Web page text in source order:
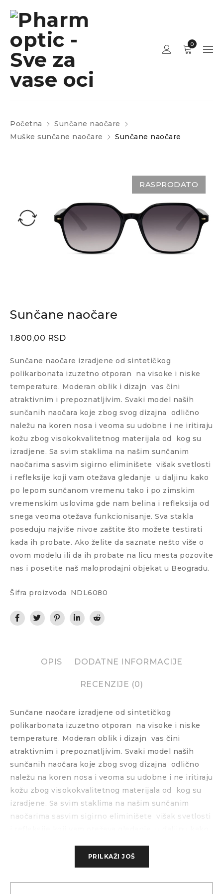
0
Početna
Sunčane naočare
Muške sunčane naočare
Sunčane naočare
RASPRODATO
Sunčane naočare
1.800,00 RSD
Sunčane naočare izradjene od sintetičkog
polikarbonata izuzetno otporan
na visoke i niske
temperature. Moderan oblik i dizajn
vas čini
atraktivnim i prepoznatljivim. Svaki model naših
sunčanih naočara koje zbog svog dizajna
odlično
naležu na koren nosa i veoma su udobne i ne iritiraju
kožu zbog visokokvalitetnog materijala od
kog su
izradjene. Sa svim staklima na našim sunčanim
naočarima sasvim sigirno eliminišete višak svetlosti
i refleksije koji vam otežava gledanje u daljinu kako
po lepom sunčanom vremenu tako i po zimskim
vremenskim uslovima gde nam belina i refleksija od
snega veoma otežava funkcionisanje. Sva stakla
poseduju najviše nivoe zaštite što možete testirati
kada ih probate. Ako želite da saznate nešto više o
ovom modelu ili da ih probate na licu mesta pozovite
nas i posetite naš maloprodajni objekat u Beogradu.
Šifra proizvoda NDL6080
OPIS DODATNE INFORMACIJE
RECENZIJE (0)
Sunčane naočare izradjene od sintetičkog
polikarbonata izuzetno otporan
na visoke i niske
temperature. Moderan oblik i dizajn
vas čini
atraktivnim i prepoznatljivim. Svaki model naših
sunčanih naočara koje zbog svog dizajna
odlično
naležu na koren nosa i veoma su udobne i ne iritiraju
kožu zbog visokokvalitetnog materijala od
kog su
izradjene. Sa svim staklima na našim sunčanim
naočarima sasvim sigirno eliminišete višak svetlosti
vremenskim uslovima gde nam belina i refleksija od
snega veoma otežava funkcionisanje. Sva stakla
poseduju najviše nivoe zaštite što možete testirati
PRILKAŽI JOŠ